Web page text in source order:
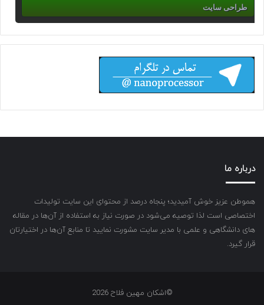
طراحی سایت
درباره ما
هموطن عزیز خوش آمیدید؛ پنجاه درصد از محتوای این سایت تولیدات
اختصاصی است لذا توصیه می‌شود در صورت نیاز به استفاده از آن‌ها در مقاله
های دانشگاهی و علمی با مدیر سایت مشورت نمایید تا منابع آن‌ها در اختیارتان
قرار گیرد.
©اشکان مهین فلاح 2026